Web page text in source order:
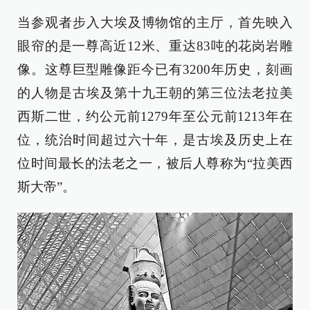
当参观者步入大埃及博物馆的主厅，首先映入
眼帘的是一尊高近12米、重达83吨的花岗岩雕
像。这尊巨型雕像距今已有3200年历史，刻画
的人物是古埃及第十九王朝的第三位法老拉美
西斯二世，约公元前1279年至公元前1213年在
位，统治时间超过六十年，是古埃及历史上在
位时间最长的法老之一，被后人尊称为“拉美西
斯大帝”。